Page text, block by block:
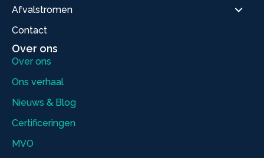
Afvalstromen
Contact
Over ons
Over ons
Ons verhaal
Nieuws & Blog
Certificeringen
MVO